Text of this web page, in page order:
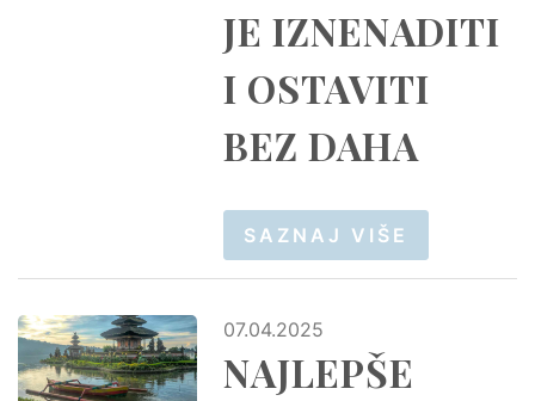
JE IZNENADITI
I OSTAVITI
BEZ DAHA
SAZNAJ VIŠE
07.04.2025
NAJLEPŠE